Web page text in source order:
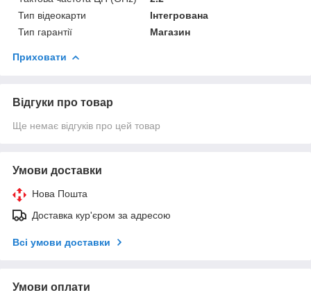
Тип відеокарти
Інтегрована
Тип гарантії
Магазин
Приховати
Відгуки про товар
Ще немає відгуків про цей товар
Умови доставки
Нова Пошта
Доставка кур'єром за адресою
Всі умови доставки
Умови оплати